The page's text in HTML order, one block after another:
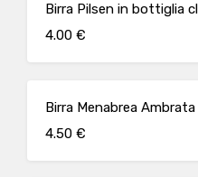
Birra Pilsen in bottiglia
4.00 €
Birra Menabrea
4.50 €